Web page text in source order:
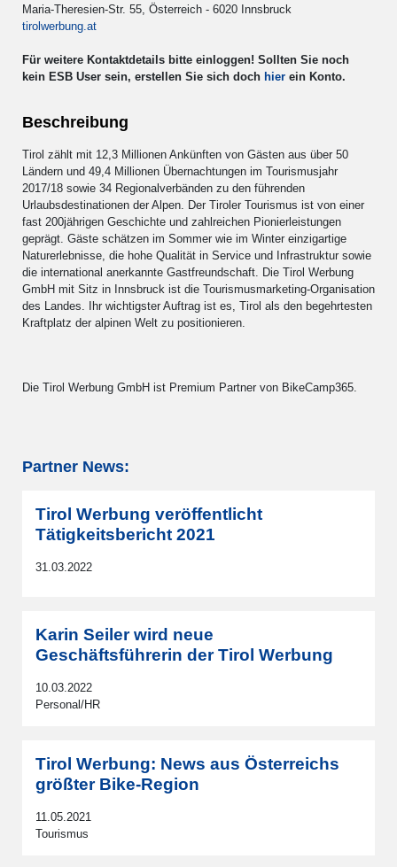
Maria-Theresien-Str. 55, Österreich - 6020 Innsbruck
tirolwerbung.at
Für weitere Kontaktdetails bitte einloggen! Sollten Sie noch
kein ESB User sein, erstellen Sie sich doch hier ein Konto.
Beschreibung
Tirol zählt mit 12,3 Millionen Ankünften von Gästen aus über 50
Ländern und 49,4 Millionen Übernachtungen im Tourismusjahr
2017/18 sowie 34 Regionalverbänden zu den führenden
Urlaubsdestinationen der Alpen. Der Tiroler Tourismus ist von einer
fast 200jährigen Geschichte und zahlreichen Pionierleistungen
geprägt. Gäste schätzen im Sommer wie im Winter einzigartige
Naturerlebnisse, die hohe Qualität in Service und Infrastruktur sowie
die international anerkannte Gastfreundschaft. Die Tirol Werbung
GmbH mit Sitz in Innsbruck ist die Tourismusmarketing-Organisation
des Landes. Ihr wichtigster Auftrag ist es, Tirol als den begehrtesten
Kraftplatz der alpinen Welt zu positionieren.
Die Tirol Werbung GmbH ist Premium Partner von BikeCamp365.
Partner News:
Tirol Werbung veröffentlicht
Tätigkeitsbericht 2021
31.03.2022
Karin Seiler wird neue
Geschäftsführerin der Tirol Werbung
10.03.2022
Personal/HR
Tirol Werbung: News aus Österreichs
größter Bike-Region
11.05.2021
Tourismus